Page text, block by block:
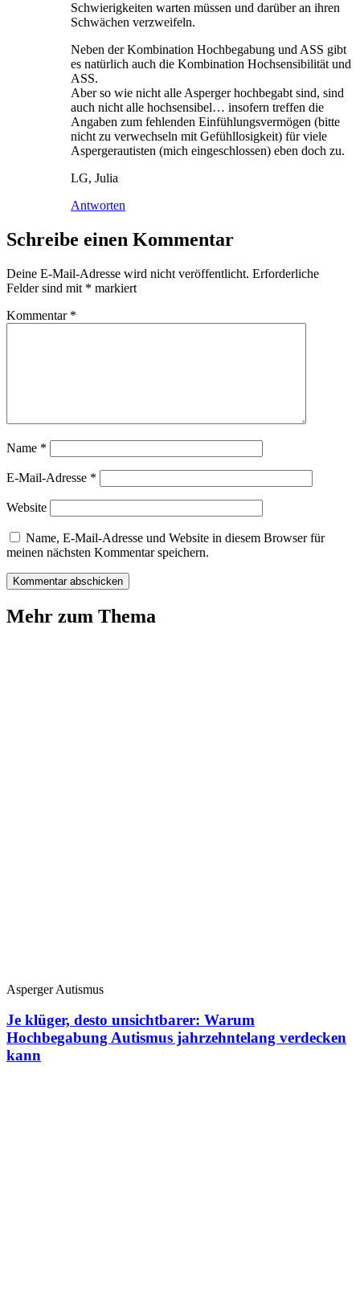
Schwierigkeiten warten müssen und darüber an ihren
Schwächen verzweifeln.
Neben der Kombination Hochbegabung und ASS gibt
es natürlich auch die Kombination Hochsensibilität und
ASS.
Aber so wie nicht alle Asperger hochbegabt sind, sind
auch nicht alle hochsensibel… insofern treffen die
Angaben zum fehlenden Einfühlungsvermögen (bitte
nicht zu verwechseln mit Gefühllosigkeit) für viele
Aspergerautisten (mich eingeschlossen) eben doch zu.
LG, Julia
Antworten
Schreibe einen Kommentar
Deine E-Mail-Adresse wird nicht veröffentlicht. Erforderliche
Felder sind mit * markiert
Kommentar *
Name *
E-Mail-Adresse *
Website
Name, E-Mail-Adresse und Website in diesem Browser für
meinen nächsten Kommentar speichern.
Mehr zum Thema
Asperger Autismus
Je klüger, desto unsichtbarer: Warum
Hochbegabung Autismus jahrzehntelang verdecken
kann